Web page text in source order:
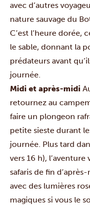
avec d’autres
nature sauvage du
C’est l’heure dorée,
le sable, donnant la
prédateurs avant
journée.
Midi et après-midi
retournez au
faire un plongeon
petite sieste durant
journée. Plus tard
vers 16 h), l’aventure
safaris de fin
avec des lumières
magiques si vous le